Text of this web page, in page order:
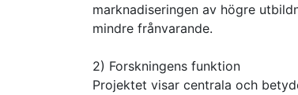
marknadiseringen av högre
mindre frånvarande.
2) Forskningens funktion
Projektet visar centrala och